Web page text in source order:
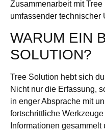
Zusammenarbeit mit
umfassender technischer
WARUM EIN
SOLUTION?
Tree Solution hebt sich
Nicht nur die Erfassung,
in enger Absprache mit
fortschrittliche
Informationen